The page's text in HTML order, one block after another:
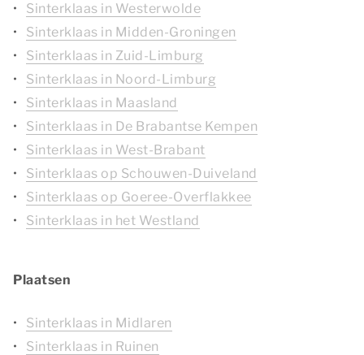
Sinterklaas in Westerwolde
Sinterklaas in Midden-Groningen
Sinterklaas in Zuid-Limburg
Sinterklaas in Noord-Limburg
Sinterklaas in Maasland
Sinterklaas in De Brabantse Kempen
Sinterklaas in West-Brabant
Sinterklaas op Schouwen-Duiveland
Sinterklaas op Goeree-Overflakkee
Sinterklaas in het Westland
Plaatsen
Sinterklaas in Midlaren
Sinterklaas in Ruinen